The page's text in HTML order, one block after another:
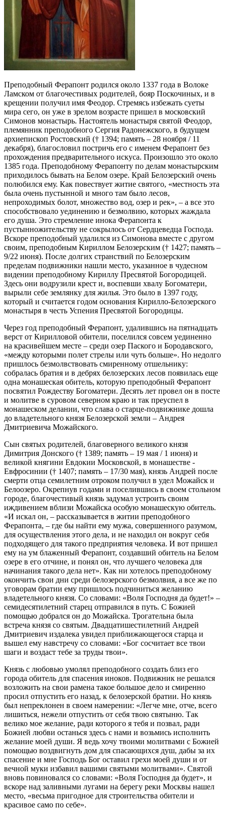
Преподобный Ферапонт родился около 1337 года в Волоке
Ламском от благочестивых родителей, бояр Поскочиных, и в
крещении получил имя Феодор. Стремясь избежать суеты
мира сего, он уже в зрелом возрасте пришел в московский
Симонов монастырь. Настоятель монастыря святой Феодор,
племянник преподобного Сергия Радонежского, в будущем
архиепископ Ростовский († 1394; память – 28 ноября / 11
декабря), благословил постричь его с именем Ферапонт без
прохождения предварительного искуса. Произошло это около
1385 года. Преподобному Ферапонту по делам монастырским
приходилось бывать на Белом озере. Край Белозерский очень
полюбился ему. Как повествует житие святого, «местность эта
была очень пустынной и много там было лесов,
непроходимых болот, множество вод, озер и рек», – а все это
способствовало уединению и безмолвию, которых жаждала
его душа. Это стремление инока Ферапонта к
пустынножительству не сокрылось от Сердцеведца Господа.
Вскоре преподобный удалился из Симонова вместе с другом
своим, преподобным Кириллом Белозерским († 1427; память –
9/22 июня). После долгих странствий по Белозерским
пределам подвижники нашли место, указанное в чудесном
видении преподобному Кириллу Пресвятой Богородицей.
Здесь они водрузили крест и, воспевши хвалу Богоматери,
вырыли себе землянку для жилья. Это было в 1397 году,
который и считается годом основания Кирилло-Белозерского
монастыря в честь Успения Пресвятой Богородицы.
Через год преподобный Ферапонт, удалившись на пятнадцать
верст от Кирилловой обители, поселился совсем уединенно
на красивейшем месте – среди озер Паского и Бородавского,
«между которыми полет стрелы или чуть больше». Но недолго
пришлось безмолвствовать смиренному отшельнику:
собралась братия и в дебрях белозерских лесов появилась еще
одна монашеская обитель, которую преподобный Ферапонт
посвятил Рождеству Богоматери. Десять лет провел он в посте
и молитве в суровом северном краю и так преуспел в
монашеском делании, что слава о старце-подвижнике дошла
до владетельного князя Белозерской земли – Андрея
Дмитриевича Можайского.
Сын святых родителей, благоверного великого князя
Димитрия Донского († 1389; память – 19 мая / 1 июня) и
великой княгини Евдокии Московской, в монашестве -
Евфросинии († 1407; память – 17/30 мая), князь Андрей после
смерти отца семилетним отроком получил в удел Можайск и
Белоозеро. Окрепнув годами и поселившись в своем стольном
городе, благочестивый князь задумал устроить своим
иждивением вблизи Можайска особую монашескую обитель.
«И искал он, – рассказывается в житии преподобного
Ферапонта, – где бы найти ему мужа, совершенного разумом,
для осуществления этого дела, и не находил он вокруг себя
подходящего для такого предприятия человека. И вот пришел
ему на ум блаженный Ферапонт, создавший обитель на Белом
озере в его отчине, и понял он, что лучшего человека для
начинания такого дела нет». Как ни хотелось преподобному
окончить свои дни среди белозерского безмолвия, а все же по
уговорам братии ему пришлось подчиниться желанию
владетельного князя. Со словами: «Воля Господня да будет!» –
семидесятилетний старец отправился в путь. С Божией
помощью добрался он до Можайска. Трогательна была
встреча князя со святым. Двадцатишестилетний Андрей
Дмитриевич издалека увидел приближающегося старца и
вышел ему навстречу со словами: «Бог сосчитает все твои
шаги и воздаст тебе за труды твои».
Князь с любовью умолял преподобного создать близ его
города обитель для спасения иноков. Подвижник не решался
возложить на свои рамена такое большое дело и смиренно
просил отпустить его назад, к белозерской братии. Но князь
был непреклонен в своем намерении: «Легче мне, отче, всего
лишиться, нежели отпустить от себя твою святыню. Так
велико мое желание, ради которого я тебя и позвал, ради
Божией любви останься здесь с нами и возьмись исполнить
желание моей души. Я ведь хочу твоими молитвами с Божией
помощью воздвигнуть дом для спасающихся душ, дабы за их
спасение и мне Господь Бог оставил грехи моей души и от
вечной муки избавил вашими святыми молитвами». Святой
вновь повиновался со словами: «Воля Господня да будет», и
вскоре над заливными лугами на берегу реки Москвы нашел
место, «весьма пригодное для строительства обители и
красивое само по себе».